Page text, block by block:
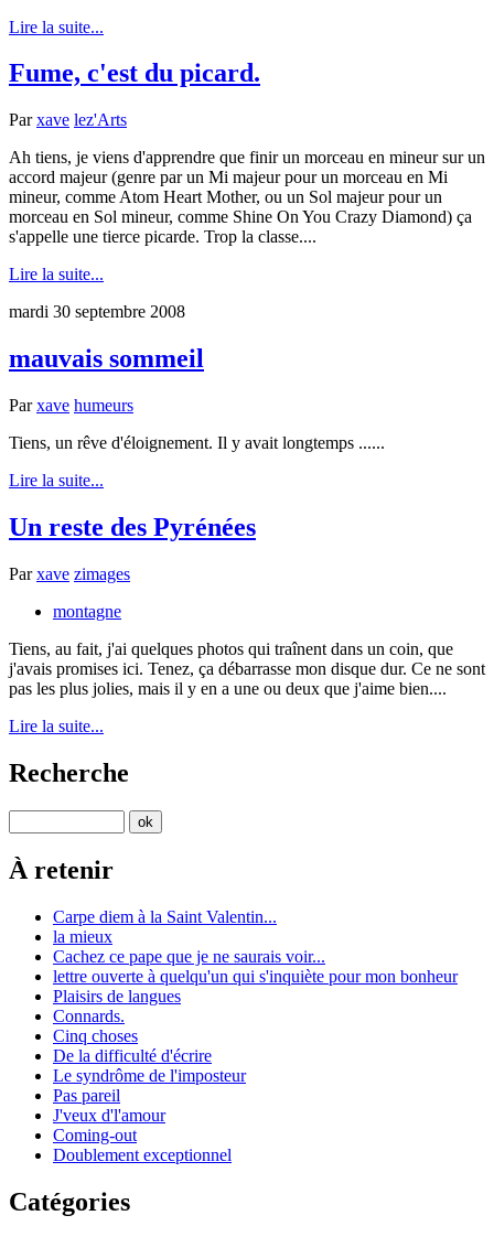
Lire la suite...
Fume, c'est du picard.
Parxave lez'Arts
Ah tiens, je viens d'apprendre que finir un morceau en mineur sur un
accord majeur (genre par un Mi majeur pour un morceau en Mi
mineur, comme Atom Heart Mother, ou un Sol majeur pour un
morceau en Sol mineur, comme Shine On You Crazy Diamond) ça
s'appelle une tierce picarde. Trop la classe....
Lire la suite...
mardi 30 septembre 2008
mauvais sommeil
Parxave humeurs
Tiens, un rêve d'éloignement. Il y avait longtemps ......
Lire la suite...
Un reste des Pyrénées
Parxave zimages
montagne
Tiens, au fait, j'ai quelques photos qui traînent dans un coin, que
j'avais promises ici. Tenez, ça débarrasse mon disque dur. Ce ne sont
pas les plus jolies, mais il y en a une ou deux que j'aime bien....
Lire la suite...
Recherche
À retenir
Carpe diem à la Saint Valentin...
la mieux
Cachez ce pape que je ne saurais voir...
lettre ouverte à quelqu'un qui s'inquiète pour mon bonheur
Plaisirs de langues
Connards.
Cinq choses
De la difficulté d'écrire
Le syndrôme de l'imposteur
Pas pareil
J'veux d'l'amour
Coming-out
Doublement exceptionnel
Catégories